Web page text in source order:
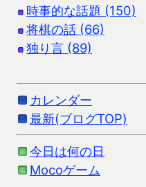
時事的な話題 (150)
将棋の話 (66)
独り言 (89)
カレンダー
最新(ブログTOP)
今日は何の日
Mocoゲーム